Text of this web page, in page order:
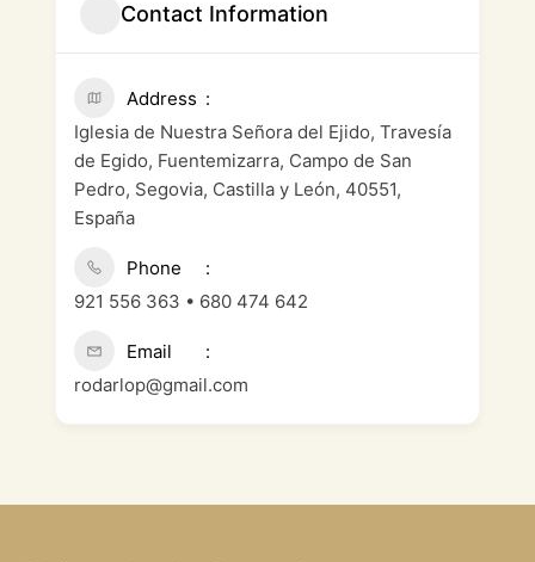
Contact Information
Address
Iglesia de Nuestra Señora del Ejido, Travesía
de Egido, Fuentemizarra, Campo de San
Pedro, Segovia, Castilla y León, 40551,
España
Phone
921 556 363 • 680 474 642
Email
rodarlop@gmail.com